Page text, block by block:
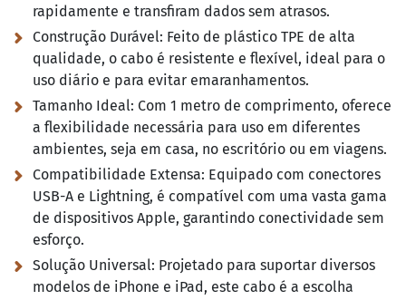
rapidamente e transfiram dados sem atrasos.
Construção Durável: Feito de plástico TPE de alta
qualidade, o cabo é resistente e flexível, ideal para o
uso diário e para evitar emaranhamentos.
Tamanho Ideal: Com 1 metro de comprimento, oferece
a flexibilidade necessária para uso em diferentes
ambientes, seja em casa, no escritório ou em viagens.
Compatibilidade Extensa: Equipado com conectores
USB-A e Lightning, é compatível com uma vasta gama
de dispositivos Apple, garantindo conectividade sem
esforço.
Solução Universal: Projetado para suportar diversos
modelos de iPhone e iPad, este cabo é a escolha